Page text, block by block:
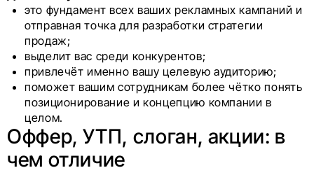
это фундамент всех ваших рекламных кампаний и
отправная точка для разработки стратегии
продаж;
выделит вас среди конкурентов;
привлечёт именно вашу целевую аудиторию;
поможет вашим сотрудникам более чётко понять
позиционирование и концепцию компании в
целом.
Оффер, УТП, слоган, акции: в
чем отличие